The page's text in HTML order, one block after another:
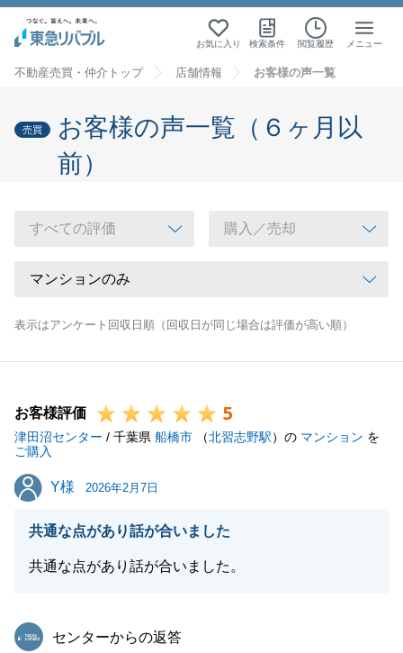
お気に入り 検索条件 閲覧履歴 メニュー
不動産売買・仲介トップ 店舗情報 お客様の声一覧
売買
お客様の声一覧（６ヶ月以
前）
表示はアンケート回収日順（回収日が同じ場合は評価が高い順）
お客様評価 5
津田沼センター / 千葉県 船橋市 （北習志野駅）の マンション を
ご購入
Y様
Y様 2026年2月7日
共通な点があり話が合いました
共通な点があり話が合いました。
東急リバブル
センターからの返答